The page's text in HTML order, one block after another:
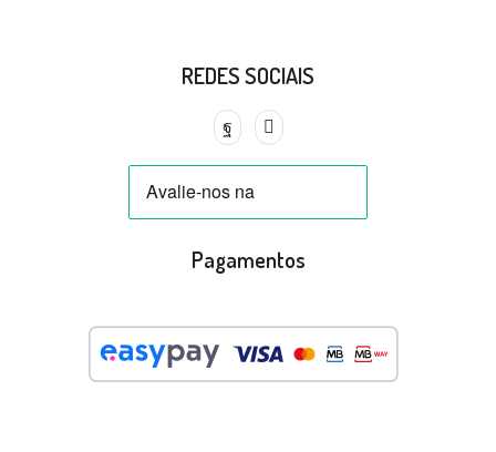
REDES SOCIAIS
Pagamentos